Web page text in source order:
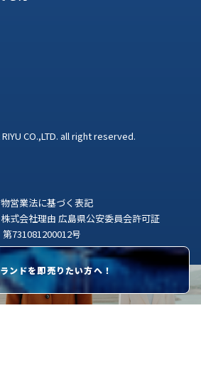
ンドを即売りたい方へ！
CO.,LTD. all right reserved.
営業法に基づく表記
式会社理由 広島県公安委員会許可証
第731081200012号